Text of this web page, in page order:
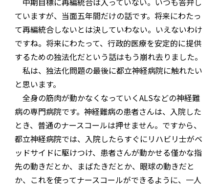
ていますが、当面五年間だけの話です。将来にわたっ
て再編統合しないとは決していわない。いえないわけ
ですね。将来にわたって、行政的医療を安定的に提供
するための独法化だという話はもう崩れ去りました。
私は、独法化問題の最後に都立神経病院に触れたい
と思います。
全身の筋肉が動かなくなっていくALSなどの神経難
病の専門病院です。神経難病の患者さんは、入院した
とき、普通のナースコールは押せません。ですから、
都立神経病院では、入院したらすぐにリハビリ士がベ
ッドサイドに駆けつけ、患者さんが動かせる僅かな指
先の動きだとか、まばたきだとか、眼球の動きだと
か、これを使ってナースコールができるように、一人